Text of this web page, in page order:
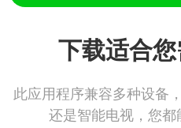
下载适合
此应用程序兼容多种设备
还是智能电视，您都